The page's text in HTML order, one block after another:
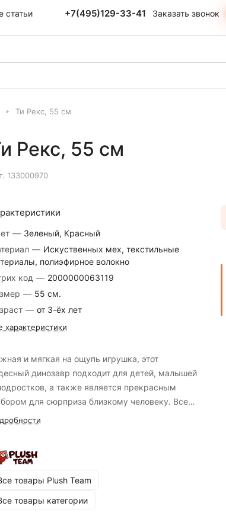
статьи +7(495)129-33-41 Заказать звонок
Ти Рекс, 55 см
Рекс, 55 см
133000970
— Зеленый, Красный
— Искуственных мех, текстильные
полиэфирное волокно
код — 2000000063119
— 55 см.
— от 3-ёх лет
характеристики
и мягкая на ощупь игрушка, этот
динозавр подходит для детей, малышей
а также является прекрасным
для сюрприза близкому человеку. Все
любят дино, будет отличным подарком в
меха, обеспечивая приятное
прикосновении. Станет прекрасным
детской комнаты и любимым другом
товары Plush Team
товары категории